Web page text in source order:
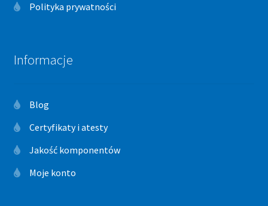
Polityka prywatności
Informacje
Blog
Certyfikaty i atesty
Jakość komponentów
Moje konto